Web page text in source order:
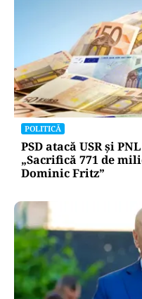
POLITICĂ
PSD atacă USR și
„Sacrifică 771 de
Dominic Fritz”